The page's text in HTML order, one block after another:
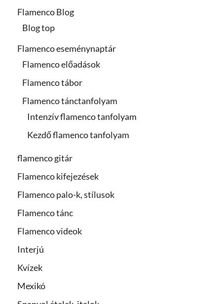
Flamenco Blog
Blog top
Flamenco eseménynaptár
Flamenco előadások
Flamenco tábor
Flamenco tánctanfolyam
Intenzív flamenco tanfolyam
Kezdő flamenco tanfolyam
flamenco gitár
Flamenco kifejezések
Flamenco palo-k, stílusok
Flamenco tánc
Flamenco videok
Interjú
Kvízek
Mexikó